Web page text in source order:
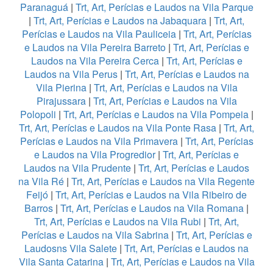
Paranaguá| Trt, Art, Perícias e Laudos na Vila Parque
| Trt, Art, Perícias e Laudos na Jabaquara | Trt, Art,
Perícias e Laudos na Vila Pauliceia| Trt, Art, Perícias
e Laudos na Vila Pereira Barreto| Trt, Art, Perícias e
Laudos na Vila Pereira Cerca| Trt, Art, Perícias e
Laudos na Vila Perus| Trt, Art, Perícias e Laudos na
Vila Pierina| Trt, Art, Perícias e Laudos na Vila
Pirajussara| Trt, Art, Perícias e Laudos na Vila
Polopoli | Trt, Art, Perícias e Laudos na Vila Pompeia|
Trt, Art, Perícias e Laudos na Vila Ponte Rasa | Trt, Art,
Perícias e Laudos na Vila Primavera| Trt, Art, Perícias
e Laudos na Vila Progredior| Trt, Art, Perícias e
Laudos na Vila Prudente | Trt, Art, Perícias e Laudos
na Vila Ré | Trt, Art, Perícias e Laudos na Vila Regente
Feijó | Trt, Art, Perícias e Laudos na Vila Ribeiro de
Barros | Trt, Art, Perícias e Laudos na Vila Romana |
Trt, Art, Perícias e Laudos na Vila Rubi | Trt, Art,
Perícias e Laudos na Vila Sabrina| Trt, Art, Perícias e
Laudosns Vila Salete | Trt, Art, Perícias e Laudos na
Vila Santa Catarina| Trt, Art, Perícias e Laudos na Vila